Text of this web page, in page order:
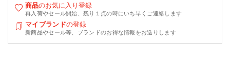
商品のお気に入り登録
再入荷やセール開始、残り１点の時にいち早くご連絡します
マイブランドの登録
新商品やセール等、ブランドのお得な情報をお送りします